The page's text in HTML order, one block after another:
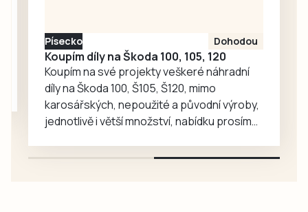
rožmberského
hradu. Tentokrát
se…
Písecko Dohodou
Koupím díly na Škoda 100, 105, 120
Koupím na své projekty veškeré náhradní
díly na Škoda 100, Š105, Š120, mimo
karosářských, nepoužité a původní výroby,
jednotlivě i větší množství, nabídku prosím